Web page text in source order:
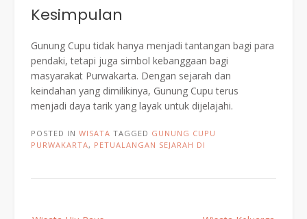
Kesimpulan
Gunung Cupu tidak hanya menjadi tantangan bagi para
pendaki, tetapi juga simbol kebanggaan bagi
masyarakat Purwakarta. Dengan sejarah dan
keindahan yang dimilikinya, Gunung Cupu terus
menjadi daya tarik yang layak untuk dijelajahi.
POSTED IN WISATA TAGGED GUNUNG CUPU
PURWAKARTA, PETUALANGAN SEJARAH DI